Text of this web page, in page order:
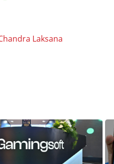
Laksana